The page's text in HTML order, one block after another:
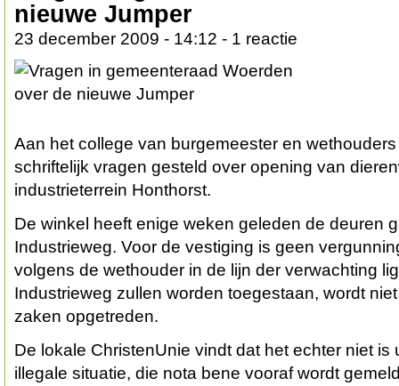
nieuwe Jumper
23 december 2009 - 14:12 - 1 reactie
Aan het college van burgemeester en
schriftelijk vragen gesteld over opening van
industrieterrein Honthorst.
De winkel heeft enige weken geleden de deuren
Industrieweg. Voor de vestiging is geen
volgens de wethouder in de lijn der verwachting
Industrieweg zullen worden toegestaan, wordt
zaken opgetreden.
De lokale ChristenUnie vindt dat het echter niet is
illegale situatie, die nota bene vooraf wordt